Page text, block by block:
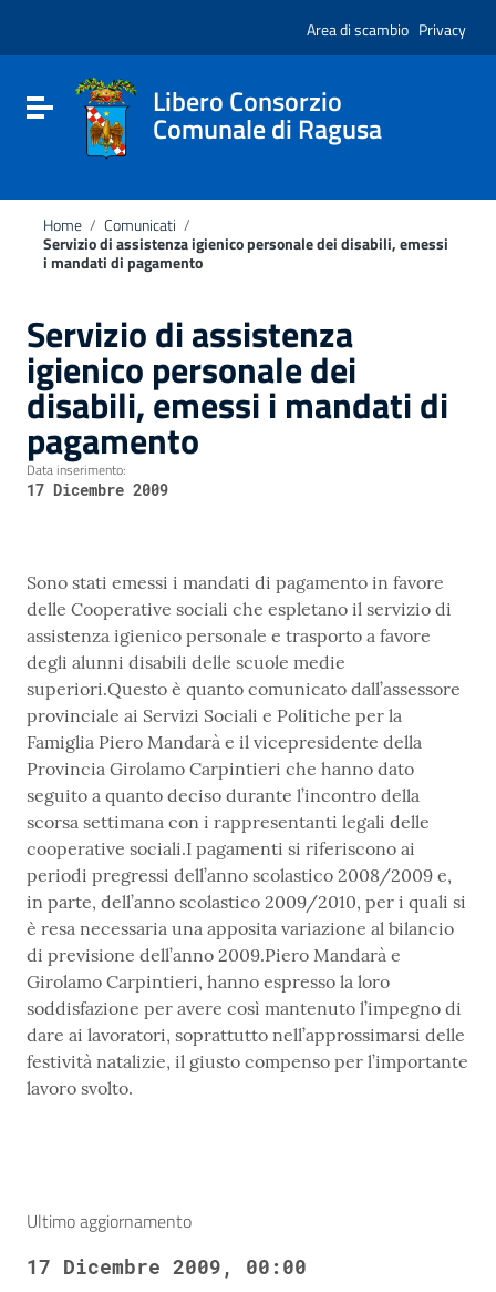
sito
include
Vai al footer
Area di scambio Privacy
Attiva / disattiva la navigazione
Libero Consorzio
Comunale di Ragusa
Home / Comunicati /
Servizio di assistenza igienico personale dei disabili, emessi
i mandati di pagamento
Servizio di assistenza
igienico personale dei
disabili, emessi i mandati di
pagamento
Data inserimento:
17 Dicembre 2009
Sono stati emessi i mandati di pagamento in favore
delle Cooperative sociali che espletano il servizio di
assistenza igienico personale e trasporto a favore
degli alunni disabili delle scuole medie
superiori.Questo è quanto comunicato dall’assessore
provinciale ai Servizi Sociali e Politiche per la
Famiglia Piero Mandarà e il vicepresidente della
Provincia Girolamo Carpintieri che hanno dato
seguito a quanto deciso durante l’incontro della
scorsa settimana con i rappresentanti legali delle
cooperative sociali.I pagamenti si riferiscono ai
periodi pregressi dell’anno scolastico 2008/2009 e,
in parte, dell’anno scolastico 2009/2010, per i quali si
è resa necessaria una apposita variazione al bilancio
di previsione dell’anno 2009.Piero Mandarà e
Girolamo Carpintieri, hanno espresso la loro
soddisfazione per avere così mantenuto l’impegno di
dare ai lavoratori, soprattutto nell’approssimarsi delle
festività natalizie, il giusto compenso per l’importante
lavoro svolto.
Ultimo aggiornamento
17 Dicembre 2009, 00:00